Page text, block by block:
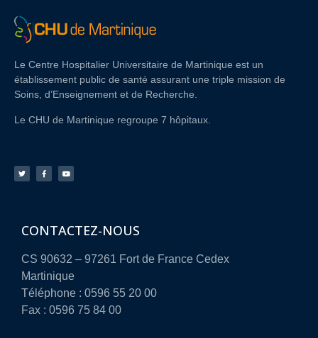
Le Centre Hospitalier Universitaire de Martinique est un
établissement public de santé assurant une triple mission de
Soins, d’Enseignement et de Recherche.
Le CHU de Martinique regroupe 7 hôpitaux.
CONTACTEZ-NOUS
CS 90632 – 97261 Fort de France Cedex
Martinique
Téléphone : 0596 55 20 00
Fax : 0596 75 84 00